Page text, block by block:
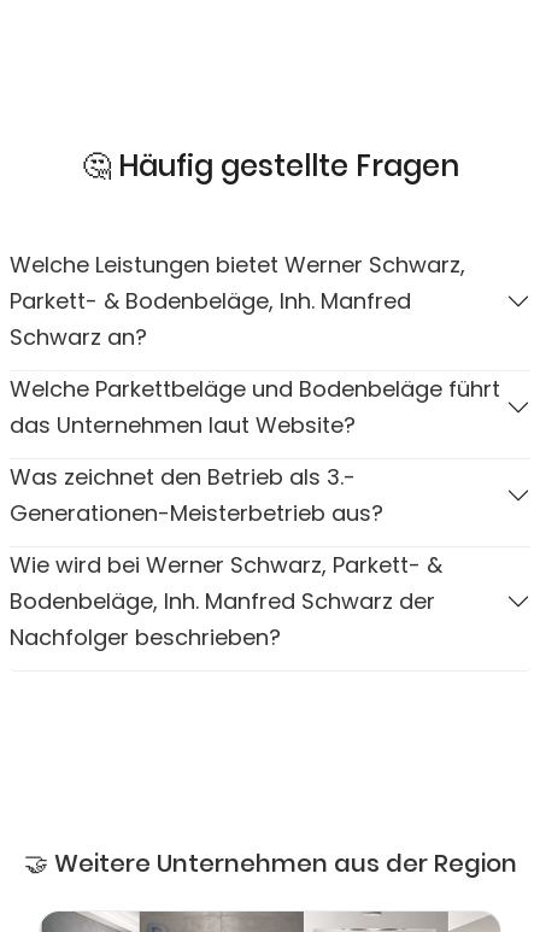
🤔 Häufig gestellte Fragen
Welche Leistungen bietet Werner Schwarz,
Parkett- & Bodenbeläge, Inh. Manfred
Schwarz an?
Welche Parkettbeläge und Bodenbeläge führt
das Unternehmen laut Website?
Was zeichnet den Betrieb als 3.-
Generationen-Meisterbetrieb aus?
Wie wird bei Werner Schwarz, Parkett- &
Bodenbeläge, Inh. Manfred Schwarz der
Nachfolger beschrieben?
🤝 Weitere Unternehmen aus der Region